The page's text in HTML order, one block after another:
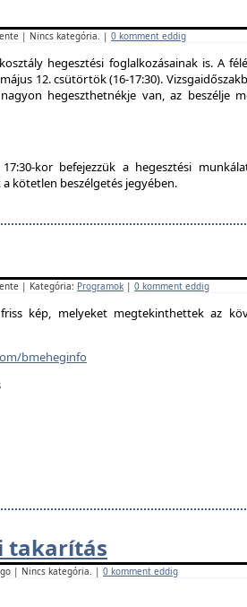
| Nincs kategória. | 0 komment eddig
hegesztési foglalkozásainak is. A
12. csütörtök (16-17:30).
hegeszthetnékje van, az beszélje
kor befejezzük a hegesztési
kötetlen beszélgetés jegyében.
| Kategória: Programok | 0 komment eddig
kép, melyeket megtekinthettek az
bmeheginfo
takarítás
| Nincs kategória. | 0 komment eddig